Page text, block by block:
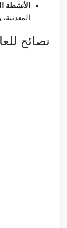
الأنشطة
نصائح